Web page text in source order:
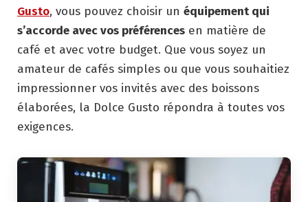
Gusto, vous pouvez choisir un équipement qui
s’accorde avec vos préférences en matière de
café et avec votre budget. Que vous soyez un
amateur de cafés simples ou que vous souhaitiez
impressionner vos invités avec des boissons
élaborées, la Dolce Gusto répondra à toutes vos
exigences.